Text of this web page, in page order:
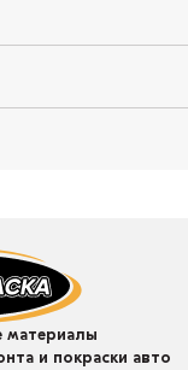
материалы
и покраски авто